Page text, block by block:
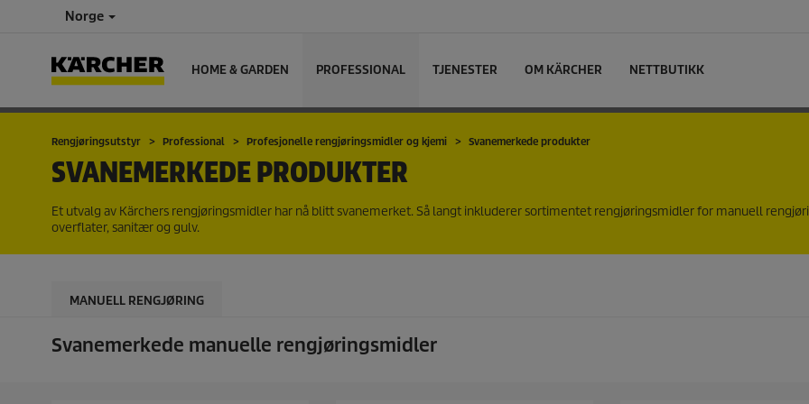
Norge
HOME & GARDEN PROFESSIONAL TJENESTER OM KÄRCHER NETTBUTIKK
Rengjøringsutstyr Professional Profesjonelle rengjøringsmidler og kjemi Svanemerkede produkter
SVANEMERKEDE PRODUKTER
Et utvalg av Kärchers rengjøringsmidler har nå blitt svanemerket. Så langt inkluderer sortimentet rengjøringsmidler for manuell
overflater, sanitær og gulv.
MANUELL RENGJØRING
Svanemerkede manuelle rengjøringsmidler